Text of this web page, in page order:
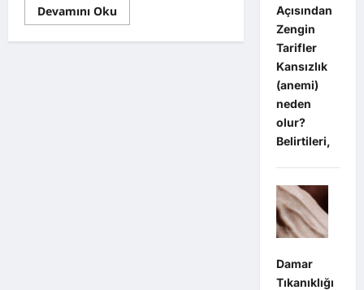
Devamını Oku
more
Annelerin
Açısından
Zengin
Tarifler
Kansızlık
(anemi)
neden
olur?
Belirtileri,
Damar
Tıkanıklığı